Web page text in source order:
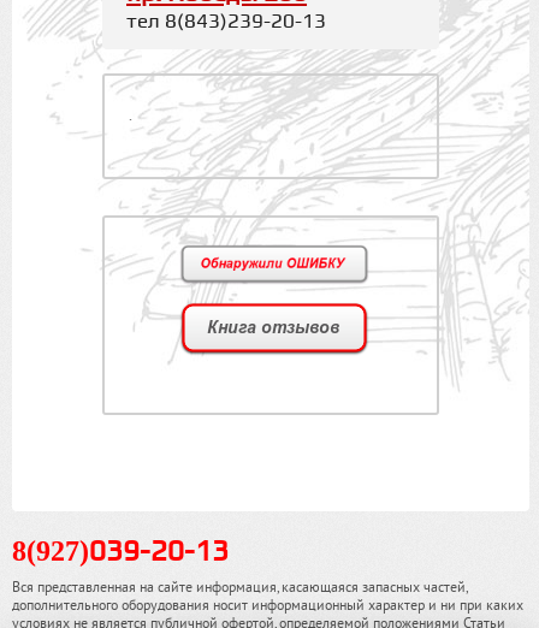
тел 8(843)239-20-13
.
8(927)039-20-13
Вся представленная на сайте информация, касающаяся запасных частей,
дополнительного оборудования носит информационный характер и ни при каких